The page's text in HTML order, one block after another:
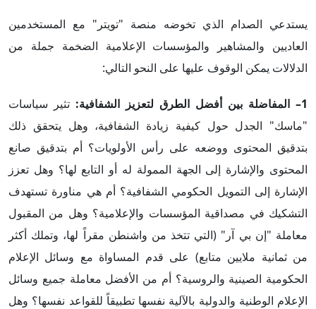
يستدعي الصدام الذي تخوضه منصة "تويتر" مع المستخدمين
العاديين والمشاهير والمؤسسات الإعلامية الضخمة جملة من
الدلالات يمكن الوقوف عليها على النحو التالي:
1– المفاضلة بين أفضل الطرق لتعزيز الشفافية:
تثير سياسات
"ماسك" الجدل حول كيفية زيادة الشفافية، وهل يتحقق ذلك
بتدقيق المحتوى ووضعه على رأس الأولويات؟ أم بتدقيق صانع
المحتوى والإشارة إلى الجهة الممولة له أو التابع لها؟ وهل تعزز
الإشارة إلى التمويل الحكومي الشفافية؟ أم هي مناورة تستهدف
التشكيك في مصداقية المؤسسات والإعلامية؟ وهل من المقبول
معاملة "إن بي آر" (التي تتخذ من واشنطن مقراً لها، وتملك أكثر
من ثمانية ملايين متابع) على قدم المساواة مع وسائل الإعلام
الحكومية الصينية والروسية؟ أم من الأفضل معاملة جميع وسائل
الإعلام الوطنية والدولية بالآلية نفسها تطبيقاً للقواعد نفسها؟ وهل